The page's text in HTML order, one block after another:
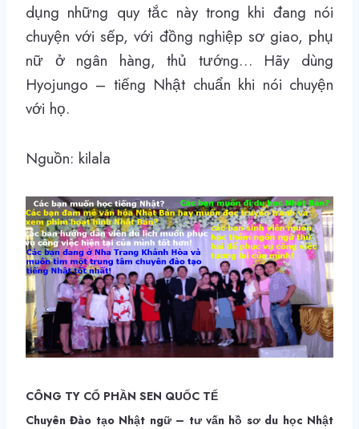
dụng những quy tắc này trong khi đang nói
chuyện với sếp, với đồng nghiệp sơ giao, phụ
nữ ở ngân hàng, thủ tướng… Hãy dùng
Hyojungo – tiếng Nhật chuẩn khi nói chuyện
với họ.
Nguồn: kilala
CÔNG TY CỔ PHẦN SEN QUỐC TẾ
Chuyên Đào tạo Nhật ngữ – tư vấn hồ sơ du học Nhật